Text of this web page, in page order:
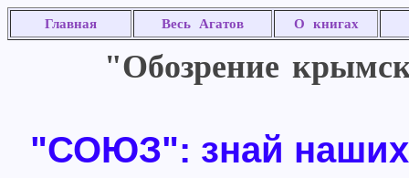
Главная Весь Агатов О книгах
"Обозрение
"СОЮЗ": знай